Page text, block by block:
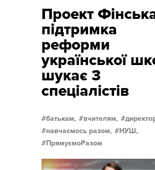
Проект
підтримка
реформи
української
шукає 3
спеціалістів
батькам, вчителям,
навчаємось разом,
НУШ,
ПрямуємоРазом